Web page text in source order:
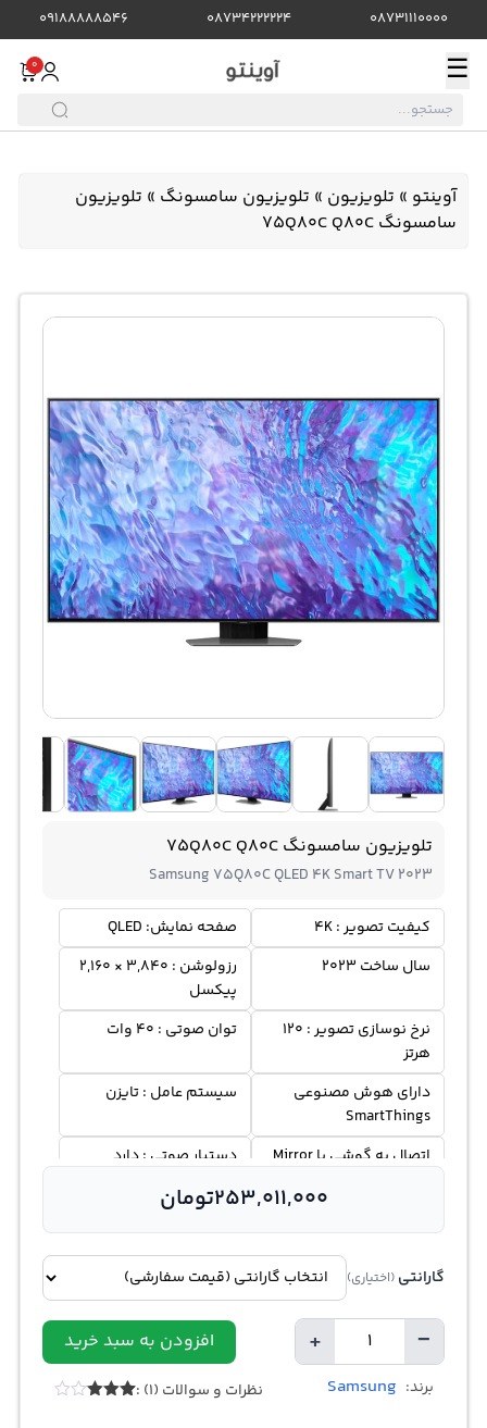
08731110000
08734222224
09188888546
☰
0
آوینتو » تلویزیون » تلویزیون سامسونگ » تلویزیون
سامسونگ 75Q80C Q80C
تلویزیون سامسونگ 75Q80C Q80C
Samsung 75Q80C QLED 4K Smart TV 2023
کیفیت تصویر : 4K
صفحه نمایش: QLED
سال ساخت 2023
رزولوشن : 3,840 × 2,160
پیکسل
نرخ نوسازی تصویر : 120
هرتز
توان صوتی : 40 وات
دارای هوش مصنوعی
SmartThings
سیستم عامل : تایزن
اتصال به گوشی با Mirror
دستیار صوتی : دارد
253,011,000تومان
گارانتی (اختیاری)
−
تعداد + افزودن به سبد خرید
برند: Samsung نظرات و سوالات (1) :